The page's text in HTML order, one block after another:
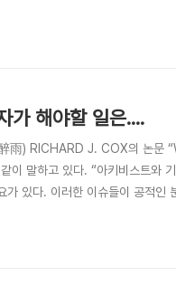
가 해야할 일은....
醉雨) RICHARD J. COX의 논
말하고 있다. “아키비스트와 기
있다. 이러한 이슈들이 공적인